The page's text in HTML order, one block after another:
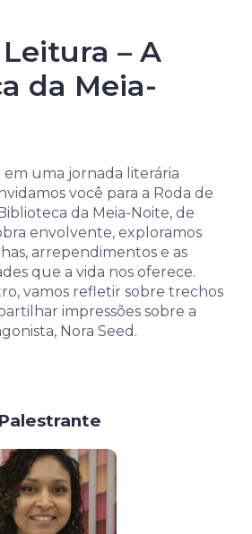
– A
da Meia-
uma jornada literária
você para a Roda de
da Meia-Noite, de
envolvente, exploramos
arrependimentos e as
que a vida nos oferece.
vamos refletir sobre trechos
impressões sobre a
Nora Seed.
Palestrante